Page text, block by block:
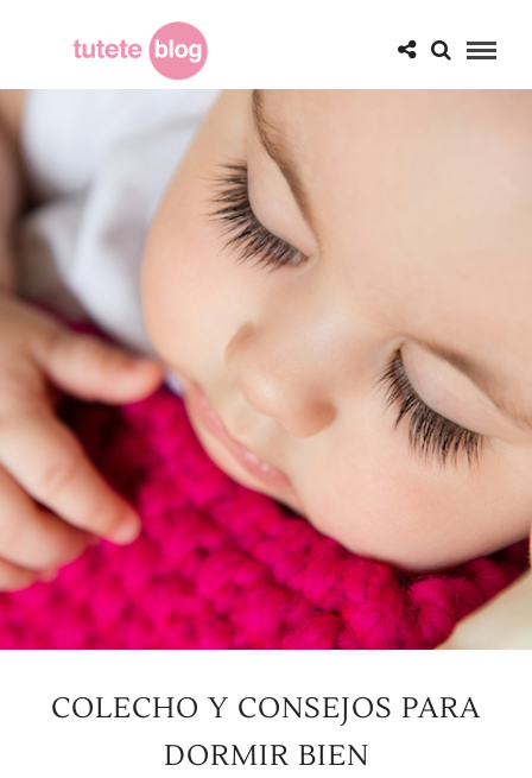
COLECHO Y CONSEJOS PARA
DORMIR BIEN